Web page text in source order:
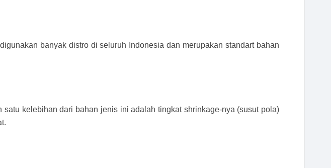
banyak distro di seluruh Indonesia dan merupakan standart bahan
kelebihan dari bahan jenis ini adalah tingkat shrinkage-nya (susut pola)